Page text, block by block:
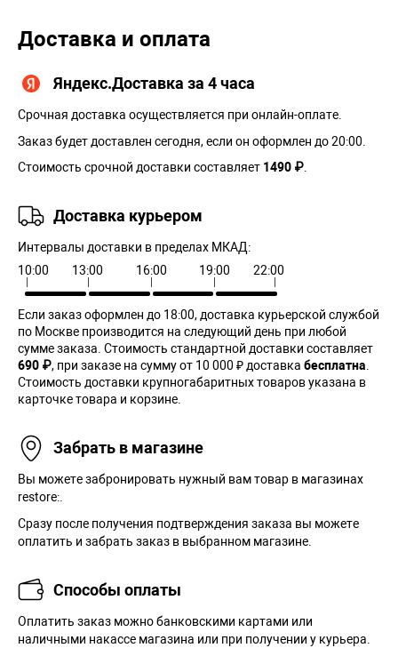
Доставка и оплата
Яндекс.Доставка за 4 часа
Срочная доставка осуществляется при онлайн-оплате.
Заказ будет доставлен сегодня, если он оформлен до 20:00.
Стоимость срочной доставки составляет 1490 ₽
Доставка курьером
Интервалы доставки в пределах МКАД:
10:00
13:00 16:00 19:00 22:00
Если заказ оформлен до 18:00, доставка курьерской службой
по Москве производится на следующий день при любой
сумме заказа. Cтоимость стандартной доставки составляет
690 ₽, при заказе на сумму от 10 000 ₽ доставка бесплатна
Стоимость доставки крупногабаритных товаров указана в
карточке товара и корзине.
Забрать в магазине
Вы можете забронировать нужный вам товар в магазинах
restore:.
Сразу после получения подтверждения заказа вы можете
оплатить и забрать заказ в выбранном магазине.
Способы оплаты
Оплатить заказ можно банковскими картами или
наличными накассе магазина или при получении у курьера.